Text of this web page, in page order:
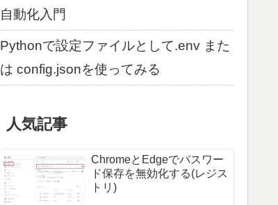
自動化入門
Pythonで設定ファイルとして.env また
は config.jsonを使ってみる
人気記事
ChromeとEdgeでパスワー
ド保存を無効化する(レジス
トリ)